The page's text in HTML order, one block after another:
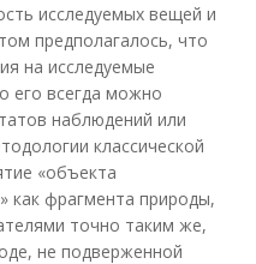
исследуемых вещей и
предполагалось, что
на исследуемые
его всегда можно
наблюдений или
классической
«объекта
как фрагмента природы,
точно таким же,
не подверженной